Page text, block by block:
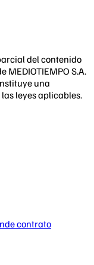
del contenido
MEDIOTIEMPO S.A.
una
leyes aplicables.
contrato